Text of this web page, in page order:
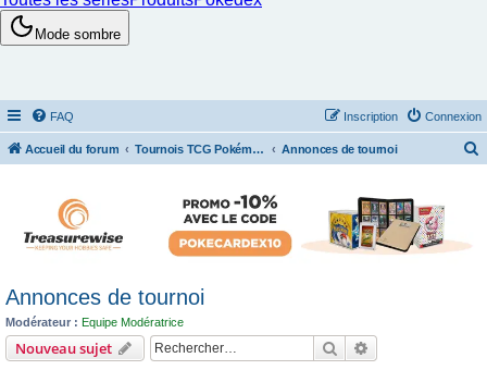
FAQ Connexion
Inscription
Accueil du forum Tournois TCG Pokémon & Stratégie Annonces de tournoi
Annonces de tournoi
Modérateur : Equipe Modératrice
Nouveau sujet Rechercher